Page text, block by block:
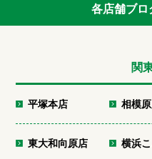
各店舗ブロ
関
平塚本店 相模
東大和向原店 横浜